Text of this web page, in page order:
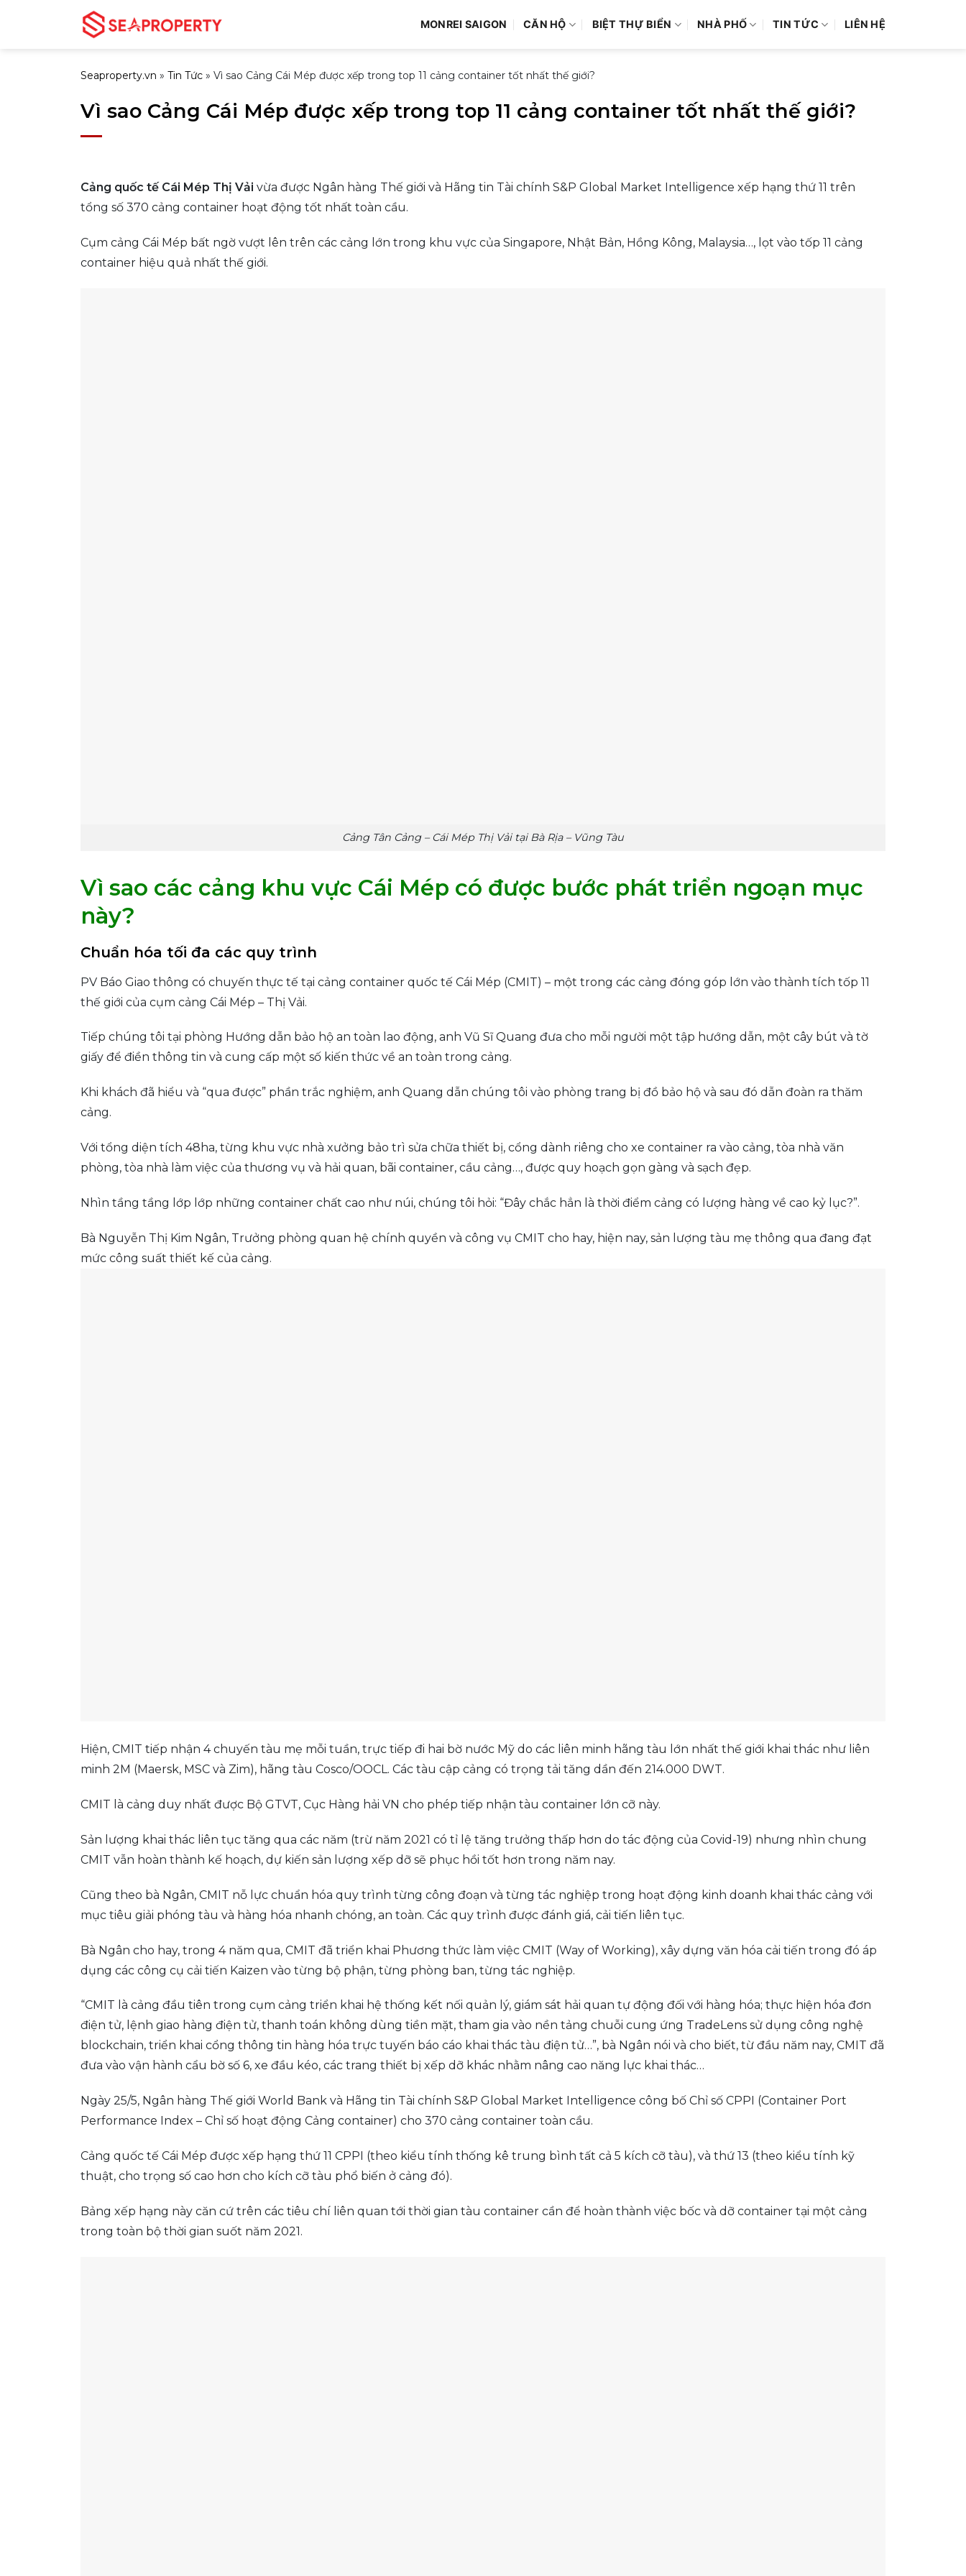
MONREI SAIGON CĂN HỘ BIỆT THỰ BIỂN NHÀ PHỐ TIN TỨC LIÊN HỆ
Seaproperty.vn » Tin Tức » Vì sao Cảng Cái Mép được xếp trong top 11 cảng container tốt nhất thế giới?
Vì sao Cảng Cái Mép được xếp trong top 11 cảng container tốt nhất thế giới?
Cảng quốc tế Cái Mép Thị Vải vừa được Ngân hàng Thế giới và Hãng tin Tài chính S&P Global Market Intelligence xếp hạng thứ 11 trên
tổng số 370 cảng container hoạt động tốt nhất toàn cầu.
Cụm cảng Cái Mép bất ngờ vượt lên trên các cảng lớn trong khu vực của Singapore, Nhật Bản, Hồng Kông, Malaysia…, lọt vào tốp 11 cảng
container hiệu quả nhất thế giới.
Cảng Tân Cảng – Cái Mép Thị Vải tại Bà Rịa – Vũng Tàu
Vì sao các cảng khu vực Cái Mép có được bước phát triển ngoạn mục
này?
Chuẩn hóa tối đa các quy trình
PV Báo Giao thông có chuyến thực tế tại cảng container quốc tế Cái Mép (CMIT) – một trong các cảng đóng góp lớn vào thành tích tốp 11
thế giới của cụm cảng Cái Mép – Thị Vải.
Tiếp chúng tôi tại phòng Hướng dẫn bảo hộ an toàn lao động, anh Vũ Sĩ Quang đưa cho mỗi người một tập hướng dẫn, một cây bút và tờ
giấy để điền thông tin và cung cấp một số kiến thức về an toàn trong cảng.
Khi khách đã hiểu và “qua được” phần trắc nghiệm, anh Quang dẫn chúng tôi vào phòng trang bị đồ bảo hộ và sau đó dẫn đoàn ra thăm
cảng.
Với tổng diện tích 48ha, từng khu vực nhà xưởng bảo trì sửa chữa thiết bị, cổng dành riêng cho xe container ra vào cảng, tòa nhà văn
phòng, tòa nhà làm việc của thương vụ và hải quan, bãi container, cầu cảng…, được quy hoạch gọn gàng và sạch đẹp.
Nhìn tầng tầng lớp lớp những container chất cao như núi, chúng tôi hỏi: “Đây chắc hẳn là thời điểm cảng có lượng hàng về cao kỷ lục?”.
Bà Nguyễn Thị Kim Ngân, Trưởng phòng quan hệ chính quyền và công vụ CMIT cho hay, hiện nay, sản lượng tàu mẹ thông qua đang đạt
mức công suất thiết kế của cảng.
Hiện, CMIT tiếp nhận 4 chuyến tàu mẹ mỗi tuần, trực tiếp đi hai bờ nước Mỹ do các liên minh hãng tàu lớn nhất thế giới khai thác như liên
minh 2M (Maersk, MSC và Zim), hãng tàu Cosco/OOCL. Các tàu cập cảng có trọng tải tăng dần đến 214.000 DWT.
CMIT là cảng duy nhất được Bộ GTVT, Cục Hàng hải VN cho phép tiếp nhận tàu container lớn cỡ này.
Sản lượng khai thác liên tục tăng qua các năm (trừ năm 2021 có tỉ lệ tăng trưởng thấp hơn do tác động của Covid-19) nhưng nhìn chung
CMIT vẫn hoàn thành kế hoạch, dự kiến sản lượng xếp dỡ sẽ phục hồi tốt hơn trong năm nay.
Cũng theo bà Ngân, CMIT nỗ lực chuẩn hóa quy trình từng công đoạn và từng tác nghiệp trong hoạt động kinh doanh khai thác cảng với
mục tiêu giải phóng tàu và hàng hóa nhanh chóng, an toàn. Các quy trình được đánh giá, cải tiến liên tục.
Bà Ngân cho hay, trong 4 năm qua, CMIT đã triển khai Phương thức làm việc CMIT (Way of Working), xây dựng văn hóa cải tiến trong đó áp
dụng các công cụ cải tiến Kaizen vào từng bộ phận, từng phòng ban, từng tác nghiệp.
“CMIT là cảng đầu tiên trong cụm cảng triển khai hệ thống kết nối quản lý, giám sát hải quan tự động đối với hàng hóa; thực hiện hóa đơn
điện tử, lệnh giao hàng điện tử, thanh toán không dùng tiền mặt, tham gia vào nền tảng chuỗi cung ứng TradeLens sử dụng công nghệ
blockchain, triển khai cổng thông tin hàng hóa trực tuyến báo cáo khai thác tàu điện tử…”, bà Ngân nói và cho biết, từ đầu năm nay, CMIT đã
đưa vào vận hành cẩu bờ số 6, xe đầu kéo, các trang thiết bị xếp dỡ khác nhằm nâng cao năng lực khai thác…
Ngày 25/5, Ngân hàng Thế giới World Bank và Hãng tin Tài chính S&P Global Market Intelligence công bố Chỉ số CPPI (Container Port
Performance Index – Chỉ số hoạt động Cảng container) cho 370 cảng container toàn cầu.
Cảng quốc tế Cái Mép được xếp hạng thứ 11 CPPI (theo kiểu tính thống kê trung bình tất cả 5 kích cỡ tàu), và thứ 13 (theo kiểu tính kỹ
thuật, cho trọng số cao hơn cho kích cỡ tàu phổ biến ở cảng đó).
Bảng xếp hạng này căn cứ trên các tiêu chí liên quan tới thời gian tàu container cần để hoàn thành việc bốc và dỡ container tại một cảng
trong toàn bộ thời gian suốt năm 2021.